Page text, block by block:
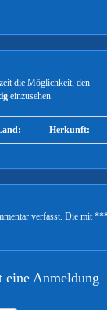
die Möglichkeit, den
einzusehen.
Herkunft:
verfasst. Die mit
eine Anmeldung